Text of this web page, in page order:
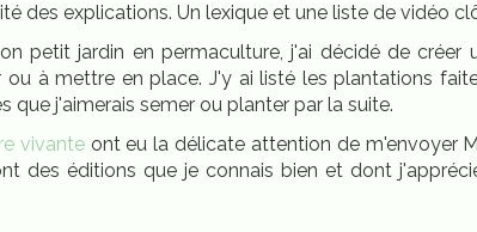
des explications. Un lexique et une liste de vidéo
petit jardin en permaculture, j'ai décidé de
à mettre en place. J'y ai listé les plantations
que j'aimerais semer ou planter par la suite.
vivanteont eu la délicate attention de m'envoyer
des éditions que je connais bien et dont